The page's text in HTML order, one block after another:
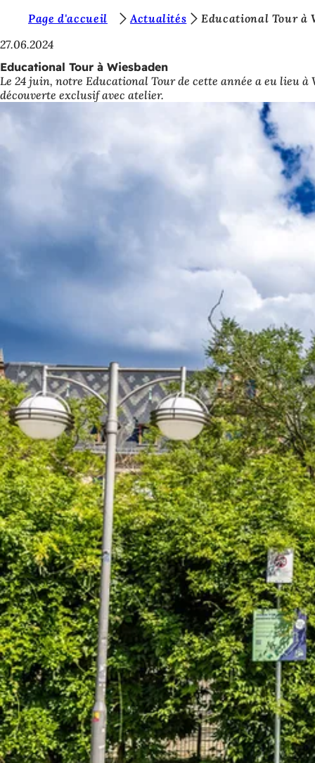
Accéder au contenu
o
u
s
ê
e
Page d'accueil Actualités
Educational Tour à
27.06.2024
Educational Tour à Wiesbaden
Le 24 juin, notre Educational Tour de cette année a eu lieu
découverte exclusif avec atelier.